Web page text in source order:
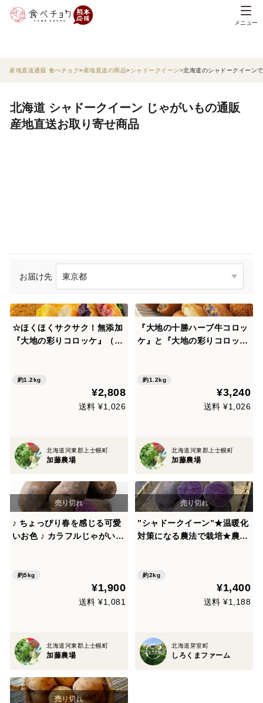
メニュー
産地直送通販 食べチョク 産地直送の商品 シャドークイーン 北海道のシャドークイーン
北海道 シャドークイーン じゃがいもの通販
産地直送お取り寄せ商品
お届け先
☆ほくほくサクサク！無添加
『大地の彩りコロッケ』（60
約1.2kg
¥2,808
送料 ¥1,026
北海道河東郡上士幌町
加藤農場
『大地の十勝ハーブ牛コロッ
ケ』と『大地の彩りコロッケ
わせ合計4袋セット
約1.2kg
¥3,240
送料 ¥1,026
北海道河東郡上士幌町
加藤農場
♪ ちょっぴり春を感じる可愛
いお色 ♪ カラフルじゃがいも
ロ）
約5kg
¥1,900
送料 ¥1,081
北海道河東郡上士幌町
加藤農場
”シャドークイーン”★温暖化
対策になる農法で栽培★農
約2kg
¥1,400
送料 ¥1,188
北海道芽室町
しろくまファーム